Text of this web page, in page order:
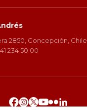
2850, Concepción, Chile
234 50 00